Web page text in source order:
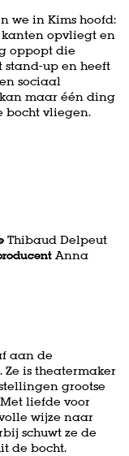
we in Kims hoofd:
opvliegt en
oppopt die
stand-up en heeft
sociaal
maar één ding
bocht vliegen.
Thibaud Delpeut
Anna
aan de
is theatermaker
grootse
Met liefde voor
wijze naar
schuwt ze de
de bocht.